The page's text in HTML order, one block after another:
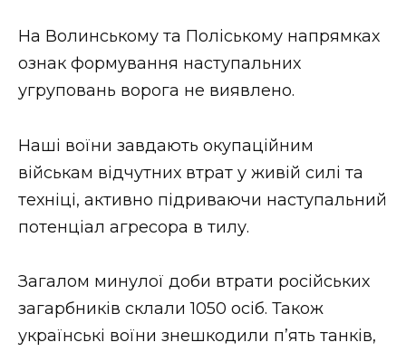
На Волинському та Поліському напрямках
ознак формування наступальних
угруповань ворога не виявлено.
Наші воїни завдають окупаційним
військам відчутних втрат у живій силі та
техніці, активно підриваючи наступальний
потенціал агресора в тилу.
Загалом минулої доби втрати російських
загарбників склали 1050 осіб. Також
українські воїни знешкодили п’ять танків,